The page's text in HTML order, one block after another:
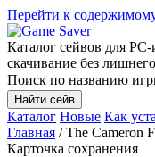
Перейти к
Каталог сейвов для PC-
скачивание без
Поиск по названию
Найти сейв
Каталог Новые Как
Главная / The Cameron
Карточка сохранения